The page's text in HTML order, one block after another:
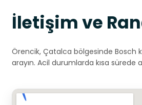
İletişim ve
Örencik, Çatalca bölgesinde Bosch
arayın. Acil durumlarda kısa sürede